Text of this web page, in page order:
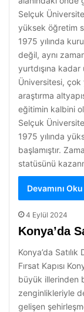
Selçuk
yüksek öğretim
1975 yılında
değil, aynı
yurtdışına
Üniversitesi, çok
araştırma
eğitimin kalbini
Selçuk
1975 yılında
başlamıştır.
statüsünü
Devamını Oku
4 Eylül 2024
Konya’da
Konya’da Satılık
Fırsat Kapısı
büyük illerinden
zenginlikleriyle
gelişen